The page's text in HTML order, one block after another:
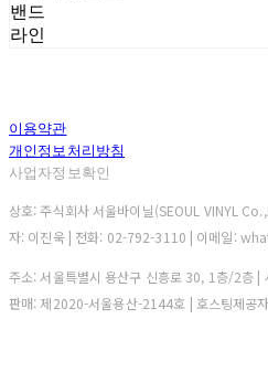
밴드
라인
이용약관
개인정보처리방침
사업자정보확인
상호: 주식회사 서울바이닐(SEOUL VINYL
자: 이진욱 | 전화: 02-792-3110 | 이메일:
주소: 서울특별시 용산구 신흥로 30, 1층/2층 |
판매: 제2020-서울용산-2144호 | 호스팅제공